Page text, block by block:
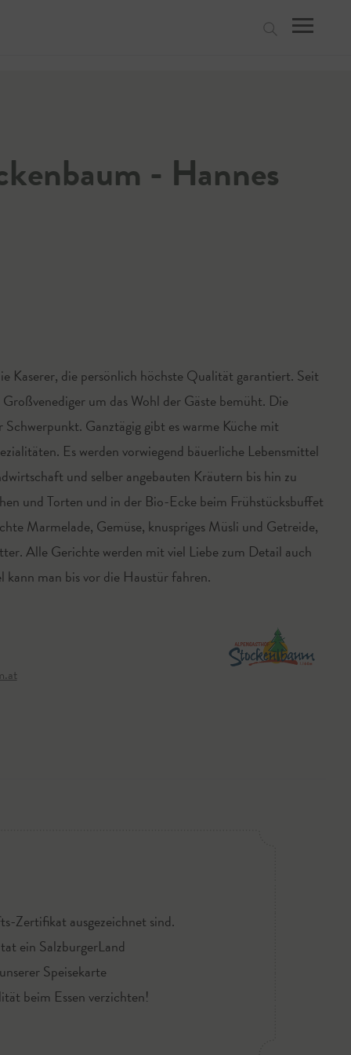
©
- Hannes
Kaserer, die persönlich höchste Qualität garantiert. Seit
um das Wohl der Gäste bemüht. Die
Ganztägig gibt es warme Küche mit
Es werden vorwiegend bäuerliche Lebensmittel
und selber angebauten Kräutern bis hin zu
und Torten und in der Bio-Ecke beim Frühstücksbuffet
Marmelade, Gemüse, knuspriges Müsli und Getreide,
Alle Gerichte werden mit viel Liebe zum Detail auch
man bis vor die Haustür fahren.
Zertifikat ausgezeichnet sind.
ein SalzburgerLand
Speisekarte
beim Essen verzichten!